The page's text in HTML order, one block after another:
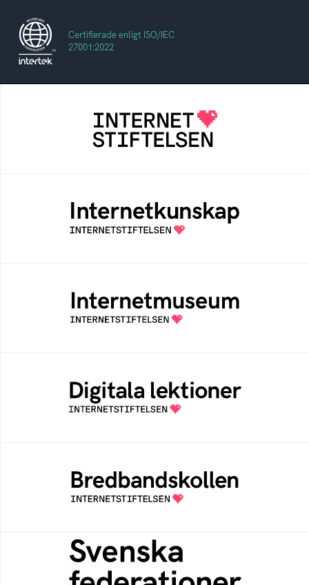
Certifierade enligt ISO/IEC
27001:2022
Internetstiftelsen verkar för ett internet som
bidrar positivt till människan och samhället
Samlad kunskap som hjälper dig att bli en
säker och medveten internetanvändare
Ett digitalt museum som byggts, och kureras
av Internetstiftelsen
Öppen digital lärresurs med färdiga lektioner
för alla stadier i grundskolan
Bredbandskollen är ett oberoende
konsumentverktyg som drivs av
Internetstiftelsen
Svenska federationer
Grunden för medlemskap i en sektors- eller